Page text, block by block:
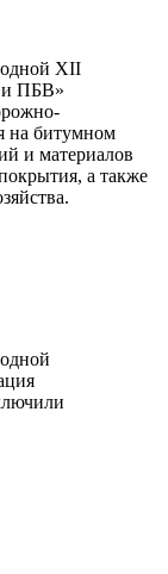
ХII
и ПБВ»
на битумном
и материалов
а также